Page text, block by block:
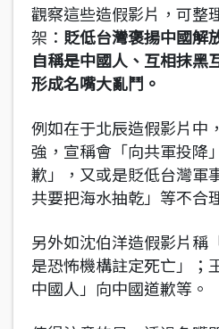
觀察這些造假影片，可整
架： 貶低台灣褒揚中國解
自稱是中國人、互相抹黑
形成名嘴大亂鬥。
例如在于北辰造假影片中
強，宣稱會「向共軍投降
歉」，又或是貶低台灣軍
共要把海水抽乾」等不合
另外如沈伯洋造假影片稱
是恐怖機構註定死亡」；
中國人」向中國道歉等。